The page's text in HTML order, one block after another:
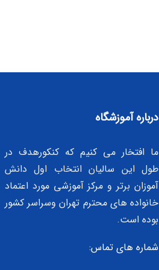
درباره آموزشگاه
ما افتخار می کنیم که کنکورهدف در
طول این سالیان انتخاب اول دانش
آموزان برتر و مرکز آموزشی مورد اعتماد
خانواده های محترم تهران وسراسر کشور
بوده است.
شماره های تماس: